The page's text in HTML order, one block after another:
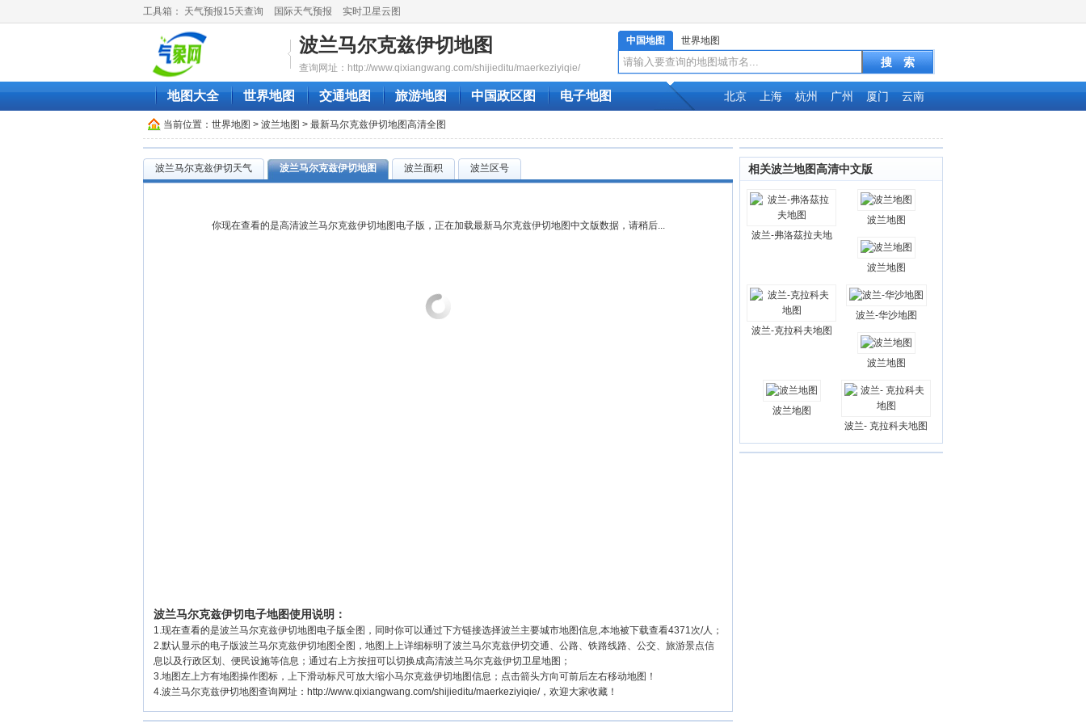
工具箱： 天气预报15天查询 国际天气预报 实时卫星云图
波兰马尔克兹伊切地图
查询网址：http://www.qixiangwang.com/shijieditu/maerkeziyiqie/
中国地图 世界地图
地图大全 世界地图 交通地图 旅游地图 中国政区图 电子地图 北京 上海 杭州 广州 厦门 云南
当前位置： 世界地图 > 波兰地图 > 最新马尔克兹伊切地图高清全图
波兰马尔克兹伊切天气 波兰马尔克兹伊切地图 波兰面积 波兰区号
你现在查看的是高清波兰马尔克兹伊切地图电子版，正在加载最新马尔克兹伊切地图中文版数据，请稍后...
波兰马尔克兹伊切电子地图使用说明：
1.现在查看的是波兰马尔克兹伊切地图电子版全图，同时你可以通过下方链接选择波兰主要城市地图信息,本地被下载查看4371次/人；
2.默认显示的电子版波兰马尔克兹伊切地图全图，地图上上详细标明了波兰马尔克兹伊切交通、公路、铁路线路、公交、旅游景点信
息以及行政区划、便民设施等信息；通过右上方按扭可以切换成高清波兰马尔克兹伊切卫星地图；
3.地图左上方有地图操作图标，上下滑动标尺可放大缩小马尔克兹伊切地图信息；点击箭头方向可前后左右移动地图！
4.波兰马尔克兹伊切地图查询网址：http://www.qixiangwang.com/shijieditu/maerkeziyiqie/，欢迎大家收藏！
相关波兰地图高清中文版
波兰-弗洛茲拉夫地
波兰地图
波兰地图
波兰-克拉科夫地图
波兰-华沙地图
波兰地图
波兰地图
波兰- 克拉科夫地图